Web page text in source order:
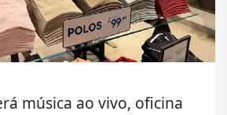
música ao vivo, oficina